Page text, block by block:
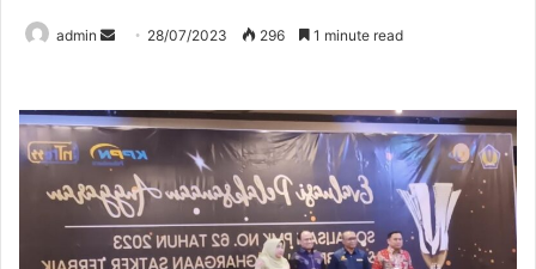
admin
Send 28/07/2023 296 1 minute read